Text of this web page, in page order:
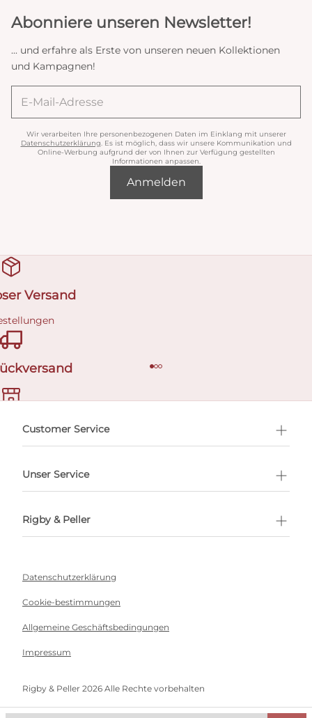
Abonniere unseren Newsletter!
... und erfahre als Erste von unseren neuen Kollektionen
und Kampagnen!
Wir verarbeiten Ihre personenbezogenen Daten im Einklang mit unserer
Datenschutzerklärung . Es ist möglich, dass wir unsere Kommunikation und
Online-Werbung aufgrund der von Ihnen zur Verfügung gestellten
Informationen anpassen.
Anmelden
Versand
buchen
Customer Service
Unser Service
Rigby & Peller
Datenschutzerklärung
Cookie-bestimmungen
Allgemeine Geschäftsbedingungen
Impressum
Rigby & Peller 2026 Alle Rechte vorbehalten